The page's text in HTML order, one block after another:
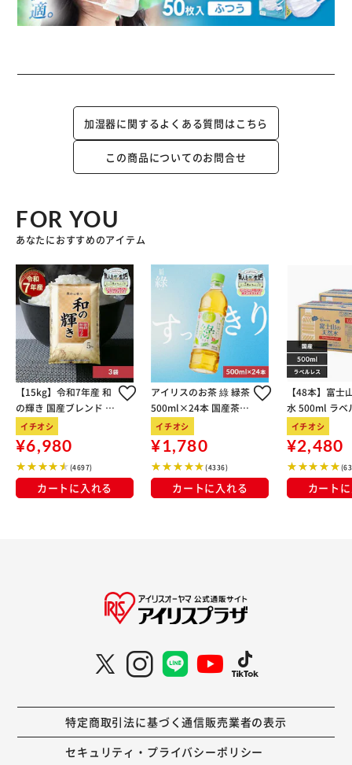
加湿器に関するよくある質問はこちら
この商品についてのお問合せ
FOR YOU
あなたにおすすめのアイテム
【15kg】令和7年産 和
の輝き 国産ブレンド 5
kg×3袋
イチオシ
¥6,980
(4697)
カートに入れる
アイリスのお茶 綠 緑茶
500ml×24本 国産茶葉
100％使用
イチオシ
¥1,780
(4336)
カートに入れる
【48本】富士
水 500ml ラベ
イチオシ
¥2,480
カート
特定商取引法に基づく通信販売業者の表示
セキュリティ・プライバシーポリシー